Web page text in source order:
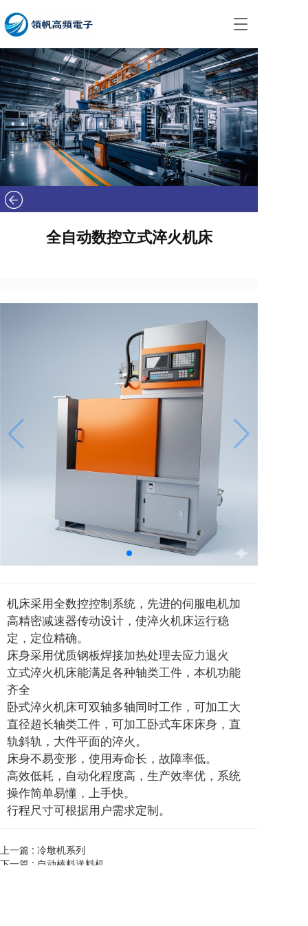
T
g
g
l
e
n
a
v
i
g
a
t
全自动数控立式淬火机床
机床采用全数控控制系统，先进的伺服电机加
高精密减速器传动设计，使淬火机床运行稳
定，定位精确。
床身采用优质钢板焊接加热处理去应力退火
立式淬火机床能满足各种轴类工件，本机功能
齐全
卧式淬火机床可双轴多轴同时工作，可加工大
直径超长轴类工件，可加工卧式车床床身，直
轨斜轨，大件平面的淬火。
床身不易变形，使用寿命长，故障率低。
高效低耗，自动化程度高，生产效率优，系统
操作简单易懂，上手快。
行程尺寸可根据用户需求定制。
上一篇 : 冷墩机系列
下一篇 : 自动棒料送料机